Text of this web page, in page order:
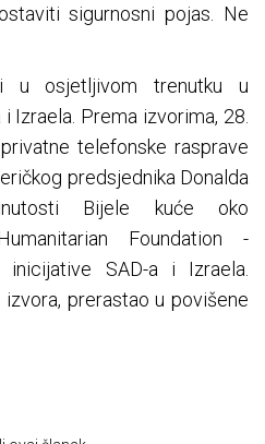
sigurnosni pojas. Ne
u osjetljivom trenutku u
Izraela. Prema izvorima, 28.
telefonske rasprave
predsjednika Donalda
Bijele kuće oko
Foundation -
inicijative SAD-a i Izraela.
prerastao u povišene